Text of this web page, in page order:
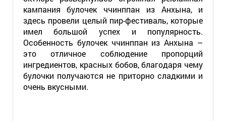
кампания булочек ччинппан из Анхына, и
здесь провели целый пир-фестиваль, которые
имел большой успех и популярность.
Особенность булочек ччинппан из Анхына –
это отличное соблюдение пропорций
ингредиентов, красных бобов, благодаря чему
булочки получаются не приторно сладкими и
очень вкусными.